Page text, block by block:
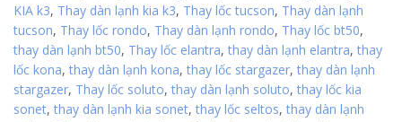
KIA k3, Thay dàn lạnh kia k3, Thay lốc tucson, Thay dàn lạnh
tucson, Thay lốc rondo, Thay dàn lạnh rondo, Thay lốc bt50,
thay dàn lạnh bt50, Thay lốc elantra, thay dàn lạnh elantra, thay
lốc kona, thay dàn lạnh kona, thay lốc stargazer, thay dàn lạnh
stargazer, Thay lốc soluto, thay dàn lạnh soluto, thay lốc kia
sonet, thay dàn lạnh kia sonet, thay lốc seltos, thay dàn lạnh